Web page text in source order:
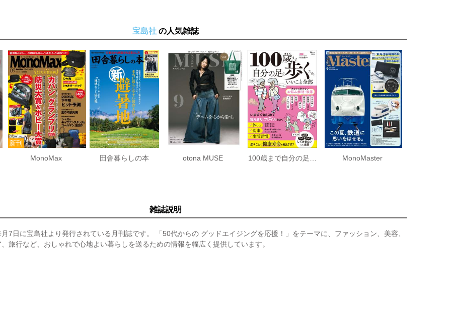
宝島社 の人気雑誌
MonoMax 田舎暮らしの本 otona MUSE MonoMaster
雑誌説明
7日に宝島社より発行されている月刊誌です。 「50代からの グッドエイジングを応援！」をテーマに、ファッション、美容、
旅行など、おしゃれで心地よい暮らしを送るための情報を幅広く提供しています。